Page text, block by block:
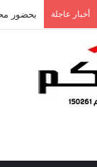
أخبار عاجلة بحضور